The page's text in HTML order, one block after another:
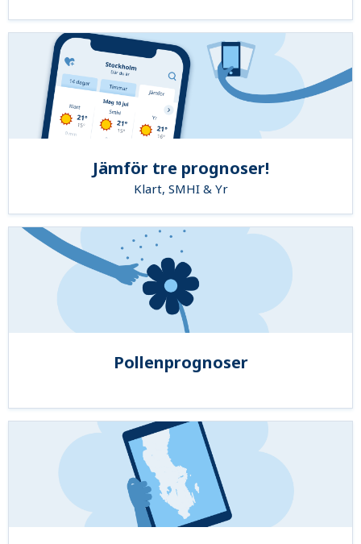
Jämför tre prognoser!
Klart, SMHI & Yr
Pollenprognoser